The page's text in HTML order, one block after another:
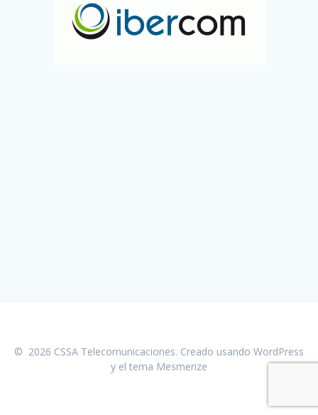
© 2026 CSSA Telecomunicaciones. Creado usando WordPress
y el tema Mesmerize